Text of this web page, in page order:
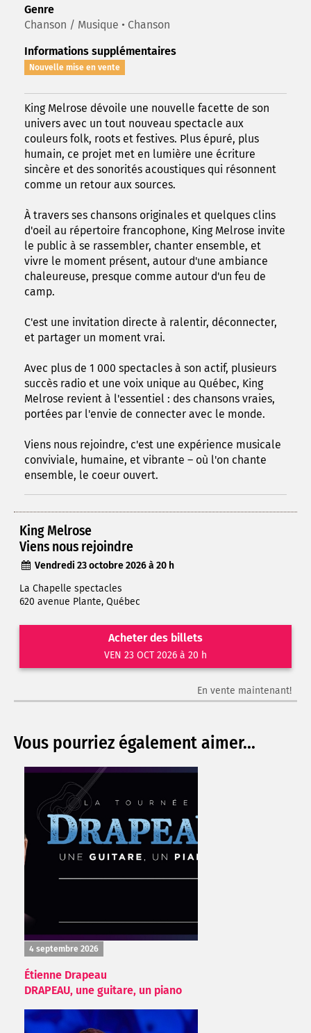
Genre
Chanson / Musique • Chanson
Informations supplémentaires
Nouvelle mise en vente
King Melrose dévoile une nouvelle facette de son
univers avec un tout nouveau spectacle aux
couleurs folk, roots et festives. Plus épuré, plus
humain, ce projet met en lumière une écriture
sincère et des sonorités acoustiques qui résonnent
comme un retour aux sources.
À travers ses chansons originales et quelques clins
d'oeil au répertoire francophone, King Melrose invite
le public à se rassembler, chanter ensemble, et
vivre le moment présent, autour d'une ambiance
chaleureuse, presque comme autour d'un feu de
camp.
C'est une invitation directe à ralentir, déconnecter,
et partager un moment vrai.
Avec plus de 1 000 spectacles à son actif, plusieurs
succès radio et une voix unique au Québec, King
Melrose revient à l'essentiel : des chansons vraies,
portées par l'envie de connecter avec le monde.
Viens nous rejoindre, c'est une expérience musicale
conviviale, humaine, et vibrante – où l'on chante
ensemble, le coeur ouvert.
King Melrose
Viens nous rejoindre
Vendredi 23 octobre 2026 à 20 h
La Chapelle spectacles
620 avenue Plante, Québec
Acheter des billets
VEN 23 OCT 2026 à 20 h
En vente maintenant!
Vous pourriez également aimer...
4 septembre 2026
Étienne Drapeau
DRAPEAU, une guitare, un piano